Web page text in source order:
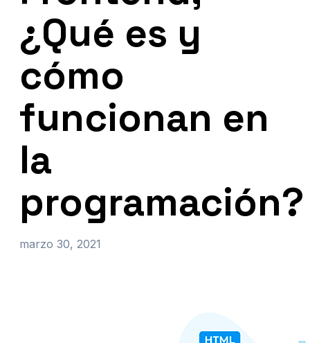
¿Qué es y
cómo
funcionan en
la
programación?
marzo 30, 2021